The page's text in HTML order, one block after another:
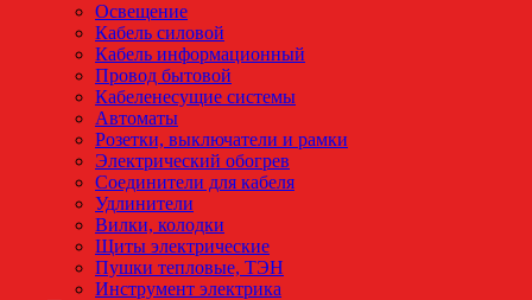
Освещение
Кабель силовой
Кабель информационный
Провод бытовой
Кабеленесущие системы
Автоматы
Розетки, выключатели и рамки
Электрический обогрев
Соединители для кабеля
Удлинители
Вилки, колодки
Щиты электрические
Пушки тепловые, ТЭН
Инструмент электрика